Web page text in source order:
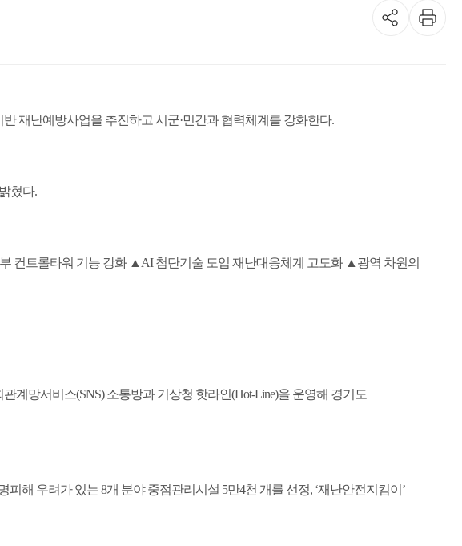
재난예방사업을 추진하고 시군·민간과 협력체계를 강화한다.
혔다.
컨트롤타워 기능 강화 ▲ AI첨단기술 도입 재난대응체계 고도화 ▲ 광역 차원의
관계망서비스(SNS)소통방과 기상청 핫라인 (Hot-Line)을 운영해 경기도
피해 우려가 있는8개 분야 중점관리시설 5만4천 개를 선정, ‘재난안전지킴이 ’